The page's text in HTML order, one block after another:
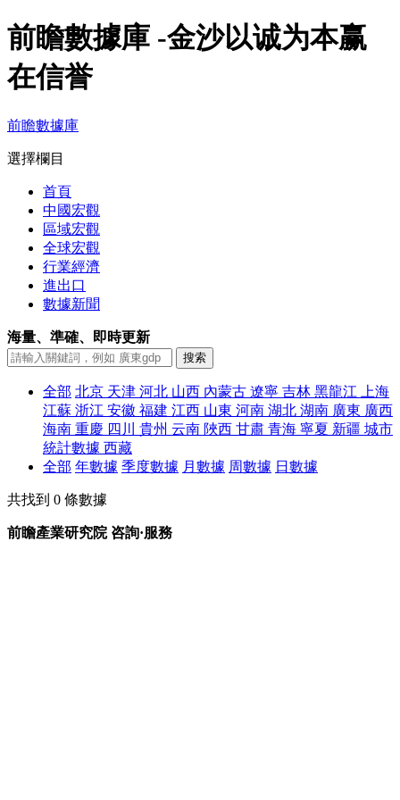
前瞻數據庫 -金沙以诚为本赢
在信誉
前瞻數據庫
選擇欄目
首頁
中國宏觀
區域宏觀
全球宏觀
行業經濟
進出口
數據新聞
海量、準確、即時更新
全部 北京 天津 河北 山西 內蒙古 遼寧 吉林 黑龍江
上海
江蘇 浙江 安徽 福建 江西 山東 河南 湖北 湖南 廣東 廣西
海南 重慶 四川 貴州 云南 陜西 甘肅 青海 寧夏 新疆 城市
統計數據 西藏
全部 年數據 季度數據 月數據 周數據 日數據
共找到 0 條數據
前瞻產業研究院 咨詢·服務